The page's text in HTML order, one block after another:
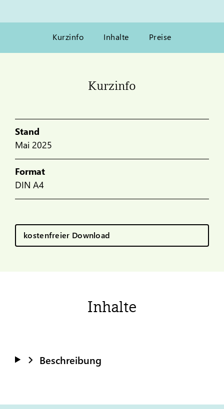
Kurzinfo Inhalte Preise
Kurzinfo
Stand
Mai 2025
Format
DIN A4
kostenfreier Download
Inhalte
Beschreibung